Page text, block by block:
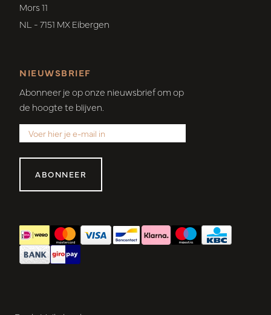
Mors 11
NL - 7151 MX Eibergen
NIEUWSBRIEF
Abonneer je op onze nieuwsbrief om op
de hoogte te blijven.
ABONNEER